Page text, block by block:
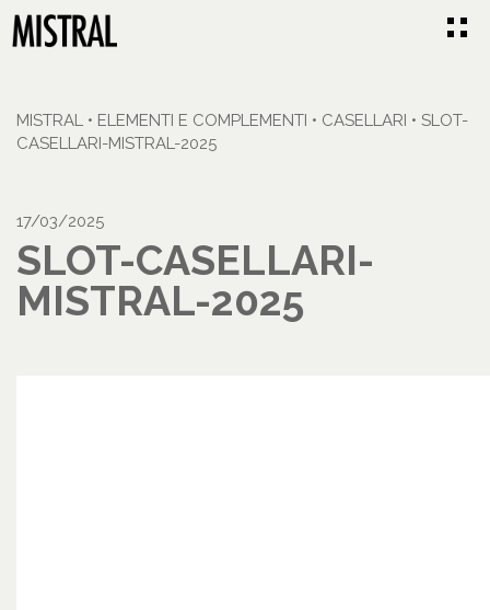
MISTRAL • ELEMENTI E COMPLEMENTI • CASELLARI • SLOT-
CASELLARI-MISTRAL-2025
17/03/2025
SLOT-CASELLARI-
MISTRAL-2025